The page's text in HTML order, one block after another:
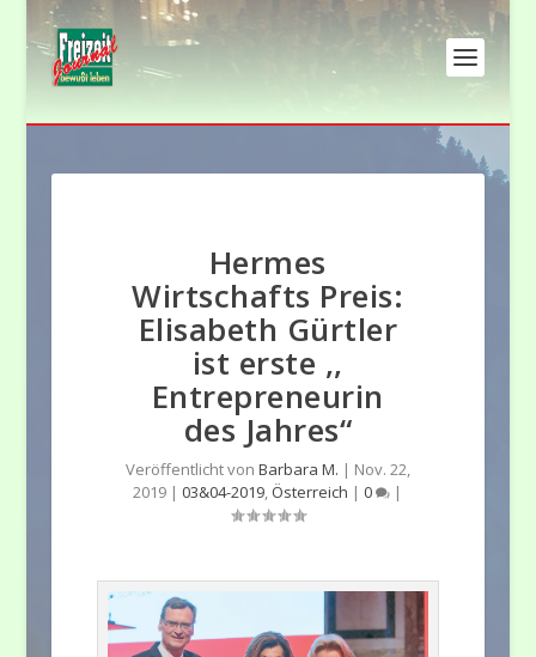
Hermes
Wirtschafts Preis:
Elisabeth Gürtler
ist erste ,,
Entrepreneurin
des Jahres“
Veröffentlicht von Barbara M. | Nov. 22,
2019 |03&04-2019, Österreich |0 |